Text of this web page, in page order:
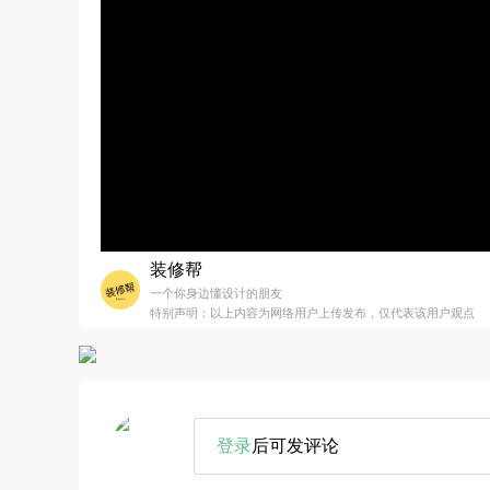
装修帮
一个你身边懂设计的朋友
特别声明：以上内容为网络用户上传发布，仅代表该用户观点
登录后可发评论